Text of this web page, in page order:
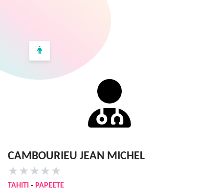
CAMBOURIEU JEAN MICHEL
★ ★ ★ ★ ★
TAHITI - PAPEETE